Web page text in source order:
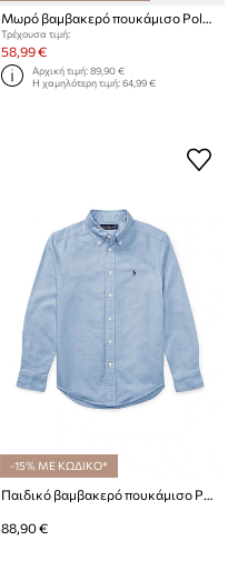
Τρέχουσα τιμή:
58,99 €
Αρχική τιμή:89,90 €
Η χαμηλότερη τιμή:64,99 €
-15% ΜΕ ΚΩΔΙΚΟ*
88,90 €